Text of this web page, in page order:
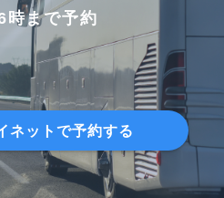
まで予約
ネットで予約する